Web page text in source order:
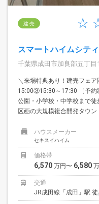
建 売
スマートハイムシテ
千葉県成田市加良部五丁
＼来場特典あり！建売フェ
15:00③15:30～17:30 ［予
公園・小学校・中学校まで
区画の大規模複合開発タウ
ハウスメーカー
セキスイハイム
価格帯
6,570 万円〜 6,580
交通
JR成田線「成田」駅